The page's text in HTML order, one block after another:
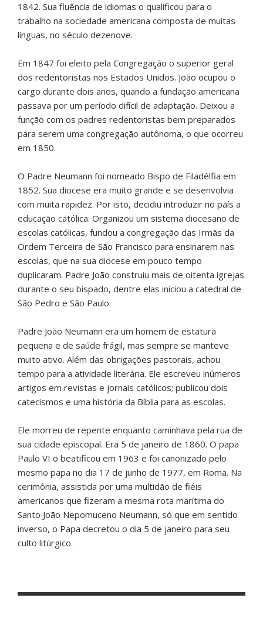
1842. Sua fluência de idiomas o qualificou para o
trabalho na sociedade americana composta de muitas
línguas, no século dezenove.
Em 1847 foi eleito pela Congregação o superior geral
dos redentoristas nos Estados Unidos. João ocupou o
cargo durante dois anos, quando a fundação americana
passava por um período difícil de adaptação. Deixou a
função com os padres redentoristas bem preparados
para serem uma congregação autônoma, o que ocorreu
em 1850.
O Padre Neumann foi nomeado Bispo de Filadélfia em
1852. Sua diocese era muito grande e se desenvolvia
com muita rapidez. Por isto, decidiu introduzir no país a
educação católica. Organizou um sistema diocesano de
escolas católicas, fundou a congregação das Irmãs da
Ordem Terceira de São Francisco para ensinarem nas
escolas, que na sua diocese em pouco tempo
duplicaram. Padre João construiu mais de oitenta igrejas
durante o seu bispado, dentre elas iniciou a catedral de
São Pedro e São Paulo.
Padre João Neumann era um homem de estatura
pequena e de saúde frágil, mas sempre se manteve
muito ativo. Além das obrigações pastorais, achou
tempo para a atividade literária. Ele escreveu inúmeros
artigos em revistas e jornais católicos; publicou dois
catecismos e uma história da Bíblia para as escolas.
Ele morreu de repente enquanto caminhava pela rua de
sua cidade episcopal. Era 5 de janeiro de 1860. O papa
Paulo VI o beatificou em 1963 e foi canonizado pelo
mesmo papa no dia 17 de junho de 1977, em Roma. Na
cerimônia, assistida por uma multidão de fiéis
americanos que fizeram a mesma rota marítima do
Santo João Nepomuceno Neumann, só que em sentido
inverso, o Papa decretou o dia 5 de janeiro para seu
culto litúrgico.